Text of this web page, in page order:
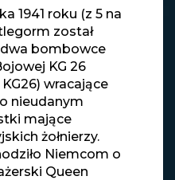
1941 roku (z 5 na
został
bombowce
KG 26
wracające
nieudanym
mające
żołnierzy.
Niemcom o
Queen